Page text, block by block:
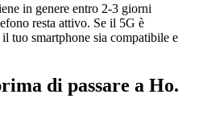
in genere entro 2-3 giorni
resta attivo. Se il 5G è
tuo smartphone sia compatibile e
di passare a Ho.